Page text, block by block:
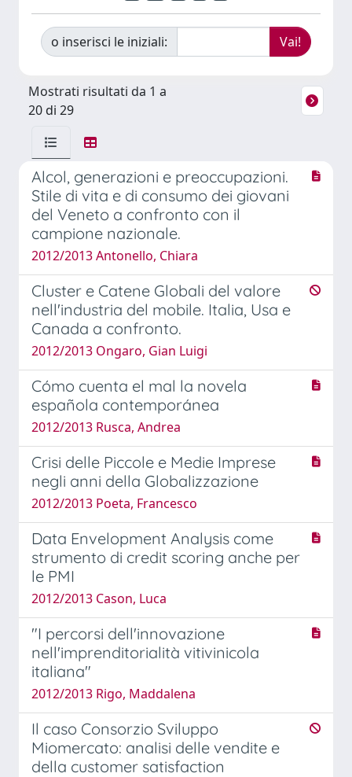
o inserisci le iniziali:
Mostrati risultati da 1 a
20 di 29
Alcol, generazioni e preoccupazioni.
Stile di vita e di consumo dei giovani
del Veneto a confronto con il
campione nazionale.
2012/2013 Antonello, Chiara
Cluster e Catene Globali del valore
nell'industria del mobile. Italia, Usa e
Canada a confronto.
2012/2013 Ongaro, Gian Luigi
Cómo cuenta el mal la novela
española contemporánea
2012/2013 Rusca, Andrea
Crisi delle Piccole e Medie Imprese
negli anni della Globalizzazione
2012/2013 Poeta, Francesco
Data Envelopment Analysis come
strumento di credit scoring anche per
le PMI
2012/2013 Cason, Luca
"I percorsi dell'innovazione
nell'imprenditorialità vitivinicola
italiana"
2012/2013 Rigo, Maddalena
Il caso Consorzio Sviluppo
Miomercato: analisi delle vendite e
della customer satisfaction